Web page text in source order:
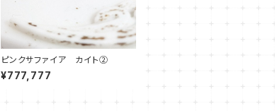
ピンクサファイア カイト②
¥777,777